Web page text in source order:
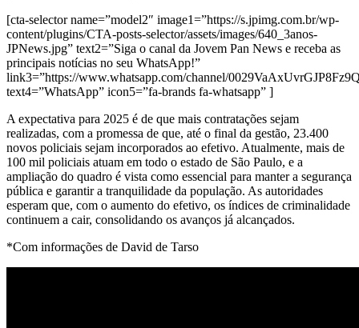
[cta-selector name=”model2″ image1=”https://s.jpimg.com.br/wp-
content/plugins/CTA-posts-selector/assets/images/640_3anos-
JPNews.jpg” text2=”Siga o canal da Jovem Pan News e receba as
principais notícias no seu WhatsApp!”
link3=”https://www.whatsapp.com/channel/
text4=”WhatsApp” icon5=”fa-brands fa-whatsapp” ]
A expectativa para 2025 é de que mais contratações sejam
realizadas, com a promessa de que, até o final da gestão, 23.400
novos policiais sejam incorporados ao efetivo. Atualmente, mais de
100 mil policiais atuam em todo o estado de São Paulo, e a
ampliação do quadro é vista como essencial para manter a segurança
pública e garantir a tranquilidade da população. As autoridades
esperam que, com o aumento do efetivo, os índices de criminalidade
continuem a cair, consolidando os avanços já alcançados.
*Com informações de David de Tarso